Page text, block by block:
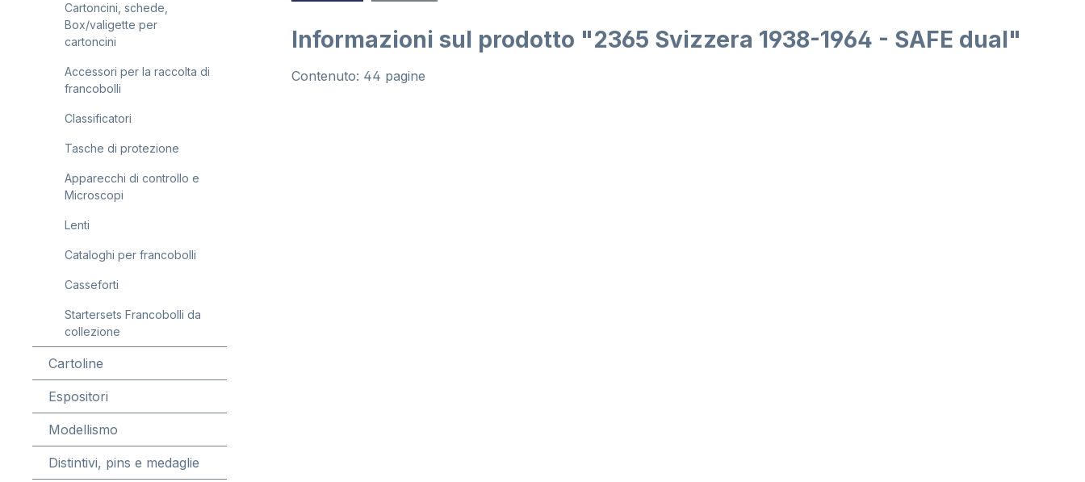
Cartoncini, schede,
Box/valigette per
cartoncini
Accessori per la raccolta di
francobolli
Classificatori
Tasche di protezione
Apparecchi di controllo e
Microscopi
Lenti
Cataloghi per francobolli
Casseforti
Startersets Francobolli da
collezione
Cartoline
Espositori
Modellismo
Distintivi, pins e medaglie
Informazioni sul prodotto "2365 Svizzera 1938-1964 - SAFE dual"
Contenuto: 44 pagine